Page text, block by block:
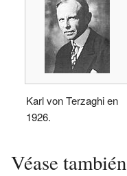
Karl von Terzaghi en
1926.
Véase también